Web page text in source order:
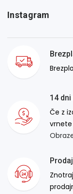
Instagram
14
Če z